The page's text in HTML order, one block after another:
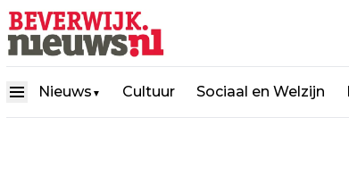
Nieuws ▼ Cultuur Sociaal en Welzijn